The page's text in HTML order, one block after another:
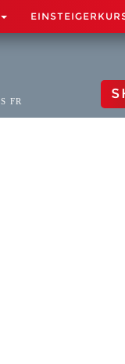
FR